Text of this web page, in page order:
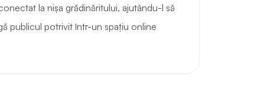
la nișa grădinăritului, ajutându-l să
publicul potrivit într-un spațiu online